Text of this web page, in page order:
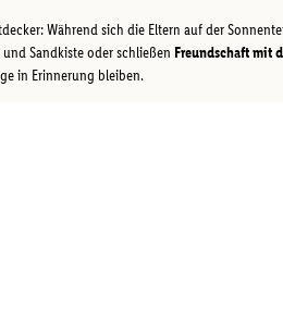
Während sich die Eltern auf der
Sandkiste oder schließen Freundschaft mit
in Erinnerung bleiben.